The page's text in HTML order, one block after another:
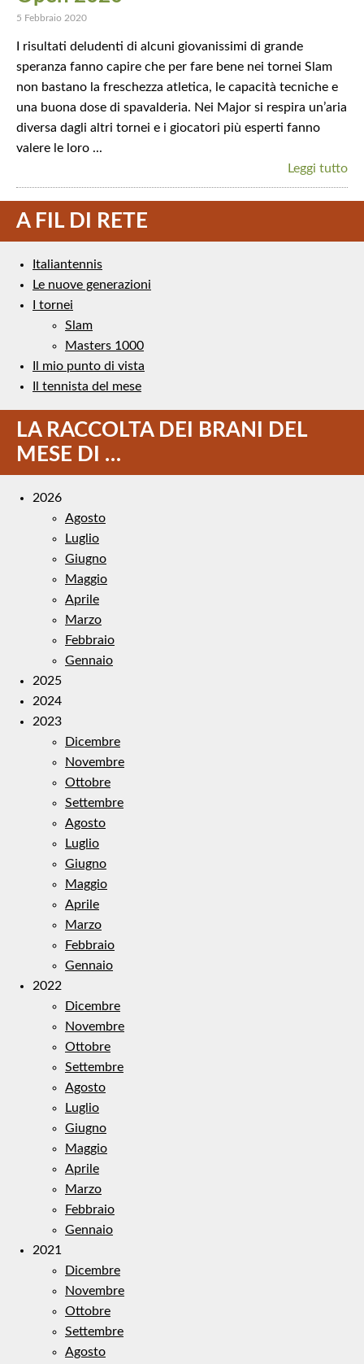
5 Febbraio 2020
I risultati deludenti di alcuni giovanissimi di grande
speranza fanno capire che per fare bene nei tornei Slam
non bastano la freschezza atletica, le capacità tecniche e
una buona dose di spavalderia. Nei Major si respira un’aria
diversa dagli altri tornei e i giocatori più esperti fanno
valere le loro ...
Leggi tutto
A FIL DI RETE
Italiantennis
Le nuove generazioni
I tornei
Slam
Masters 1000
Il mio punto di vista
Il tennista del mese
LA RACCOLTA DEI BRANI DEL
MESE DI …
2026
Agosto
Luglio
Giugno
Maggio
Aprile
Marzo
Febbraio
Gennaio
2025
2024
2023
Dicembre
Novembre
Ottobre
Settembre
Agosto
Luglio
Giugno
Maggio
Aprile
Marzo
Febbraio
Gennaio
2022
Dicembre
Novembre
Ottobre
Settembre
Agosto
Luglio
Giugno
Maggio
Aprile
Marzo
Febbraio
Gennaio
2021
Dicembre
Novembre
Ottobre
Settembre
Agosto